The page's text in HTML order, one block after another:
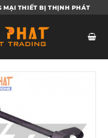
MẠI THIẾT BỊ THỊNH PHÁT